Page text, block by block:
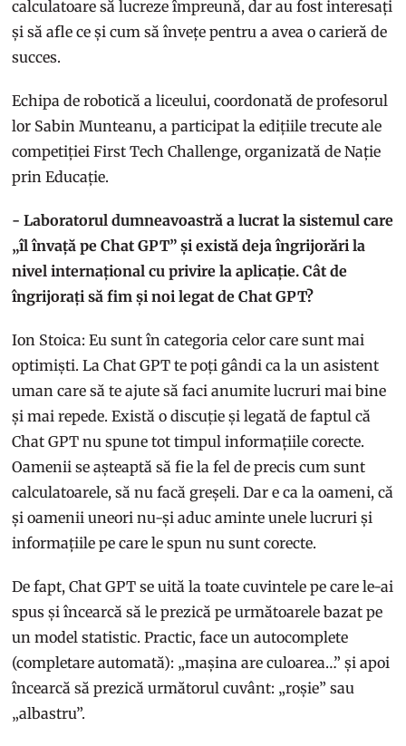
calculatoare să lucreze împreună, dar au fost interesați
și să afle ce și cum să învețe pentru a avea o carieră de
succes.
Echipa de robotică a liceului, coordonată de profesorul
lor Sabin Munteanu, a participat la edițiile trecute ale
competiției First Tech Challenge, organizată de Nație
prin Educație.
- Laboratorul dumneavoastră a lucrat la sistemul care
„îl învață pe Chat GPT” și există deja îngrijorări la
nivel internațional cu privire la aplicație. Cât de
îngrijorați să fim și noi legat de Chat GPT?
Ion Stoica: Eu sunt în categoria celor care sunt mai
optimiști. La Chat GPT te poți gândi ca la un asistent
uman care să te ajute să faci anumite lucruri mai bine
și mai repede. Există o discuție și legată de faptul că
Chat GPT nu spune tot timpul informațiile corecte.
Oamenii se așteaptă să fie la fel de precis cum sunt
calculatoarele, să nu facă greșeli. Dar e ca la oameni, că
și oamenii uneori nu-și aduc aminte unele lucruri și
informațiile pe care le spun nu sunt corecte.
De fapt, Chat GPT se uită la toate cuvintele pe care le-ai
spus și încearcă să le prezică pe următoarele bazat pe
un model statistic. Practic, face un autocomplete
(completare automată): „mașina are culoarea…” și apoi
încearcă să prezică următorul cuvânt: „roșie” sau
„albastru”.